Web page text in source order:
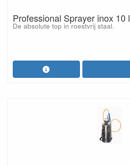
Professional Sprayer inox 10 l
De absolute top in roestvrij staal.